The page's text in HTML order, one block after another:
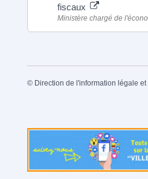
fiscaux
Ministère chargé de
© Direction de l'information légale